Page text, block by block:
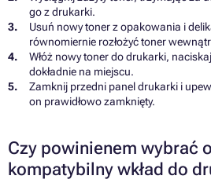
go z drukarki.
Usuń nowy toner z opakowania i
równomiernie rozłożyć toner
Włóż nowy toner do drukarki,
dokładnie na miejscu.
Zamknij przedni panel drukarki i
on prawidłowo zamknięty.
Czy powinienem wybrać
kompatybilny wkład do